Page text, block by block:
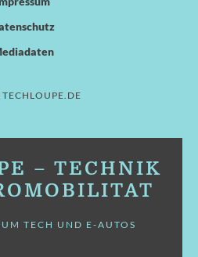
– TECHNIK
TECH UND E-AUTOS